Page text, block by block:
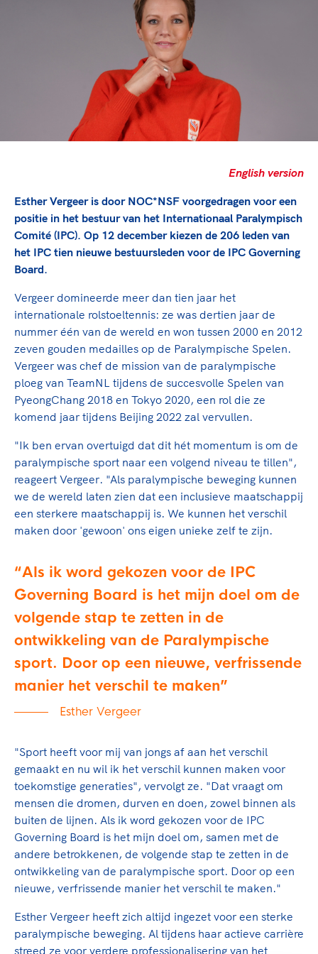
Game Changer
TeamNL kids
Olympische geschiedenis
Columns
Sport verenigt. Op sportclubs, pleintjes, tijdens
een rondje fietsen, door samen te skaten of naar
de sportschool te gaan. Door samen te juichen
voor Sifan Hassan, Rico Verhoeven, Diede de
Groot en het Nederlands Elftal. Of met trots te
genieten van de karatewedstrijd van je dochter,
de halve marathon van je moeder of de
hockeywedstrijd van je buurjongen.
Lees verder
Veilige en integere sport
Gezonde sportomgeving
Duurzaamheid
Bekwaam sportkader
Vitale clubs en bestuurlijk kader
Handboek Wet- en Regelgeving
Opleidingen en trainingen
High5 Stappenplan
Ruimte voor sport
Clubondersteuning
Beroepskrachten
Samen voor een veilige
sportomgeving
Voor welk gedrag staat de club? Wat mag wel
langs de lijn, in de kleedkamer, kantine en online?
En wat mag vooral niet? Een gedragscode geeft
hier richting aan en is dus een belangrijk
onderdeel van het clubbeleid rondom gewenst en
ongewenst gedrag.
TeamNL Academie Kalender
Kennisaanbod TeamNL Experts
TeamNL Sport Science Centre
Olympische Spelen LA28
Topsportbeleid
Topsportfinanciering
Maatschappelijke waarde topsport
De TeamNL Academie
De TeamNL Academie biedt een leer- en
ontwikkelprogramma voor de volgende functies
binnen TeamNL programma's: experts, coaches,
bestuurders, (technisch) directeuren, managers en
Lees verder
English version
Esther Vergeer is door NOC*NSF voorgedragen voor een
positie in het bestuur van het Internationaal Paralympisch
Comité (IPC). Op 12 december kiezen de 206 leden van
het IPC tien nieuwe bestuursleden voor de IPC Governing
Board.
Vergeer domineerde meer dan tien jaar het
internationale rolstoeltennis: ze was dertien jaar de
nummer één van de wereld en won tussen 2000 en 2012
zeven gouden medailles op de Paralympische Spelen.
Vergeer was chef de mission van de paralympische
ploeg van TeamNL tijdens de succesvolle Spelen van
PyeongChang 2018 en Tokyo 2020, een rol die ze
komend jaar tijdens Beijing 2022 zal vervullen.
"Ik ben ervan overtuigd dat dit hét momentum is om de
paralympische sport naar een volgend niveau te tillen",
reageert Vergeer. "Als paralympische beweging kunnen
we de wereld laten zien dat een inclusieve maatschappij
een sterkere maatschappij is. We kunnen het verschil
maken door 'gewoon' ons eigen unieke zelf te zijn.
Als ik word gekozen voor de IPC
Governing Board is het mijn doel om de
volgende stap te zetten in de
ontwikkeling van de Paralympische
sport. Door op een nieuwe, verfrissende
manier het verschil te maken
Esther Vergeer
"Sport heeft voor mij van jongs af aan het verschil
gemaakt en nu wil ik het verschil kunnen maken voor
toekomstige generaties", vervolgt ze. "Dat vraagt om
mensen die dromen, durven en doen, zowel binnen als
buiten de lijnen. Als ik word gekozen voor de IPC
Governing Board is het mijn doel om, samen met de
andere betrokkenen, de volgende stap te zetten in de
ontwikkeling van de paralympische sport. Door op een
nieuwe, verfrissende manier het verschil te maken."
Esther Vergeer heeft zich altijd ingezet voor een sterke
paralympische beweging. Al tijdens haar actieve carrière
streed ze voor verdere professionalisering van het